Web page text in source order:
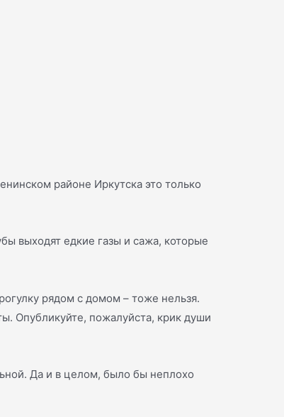
районе Иркутска это только
выходят едкие газы и сажа, которые
рядом с домом – тоже нельзя.
Опубликуйте, пожалуйста, крик души
Да и в целом, было бы неплохо